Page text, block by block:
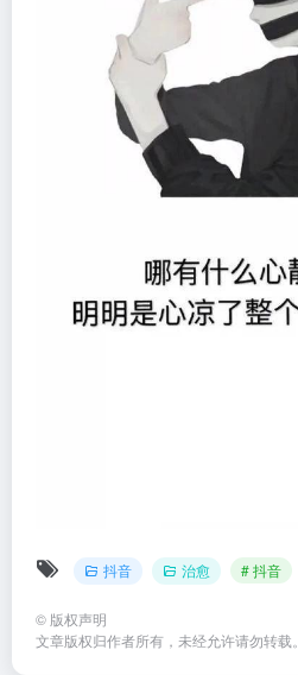
抖音 治愈 # 抖音
© 版权声明
文章版权归作者所有，未经允许请勿转载。